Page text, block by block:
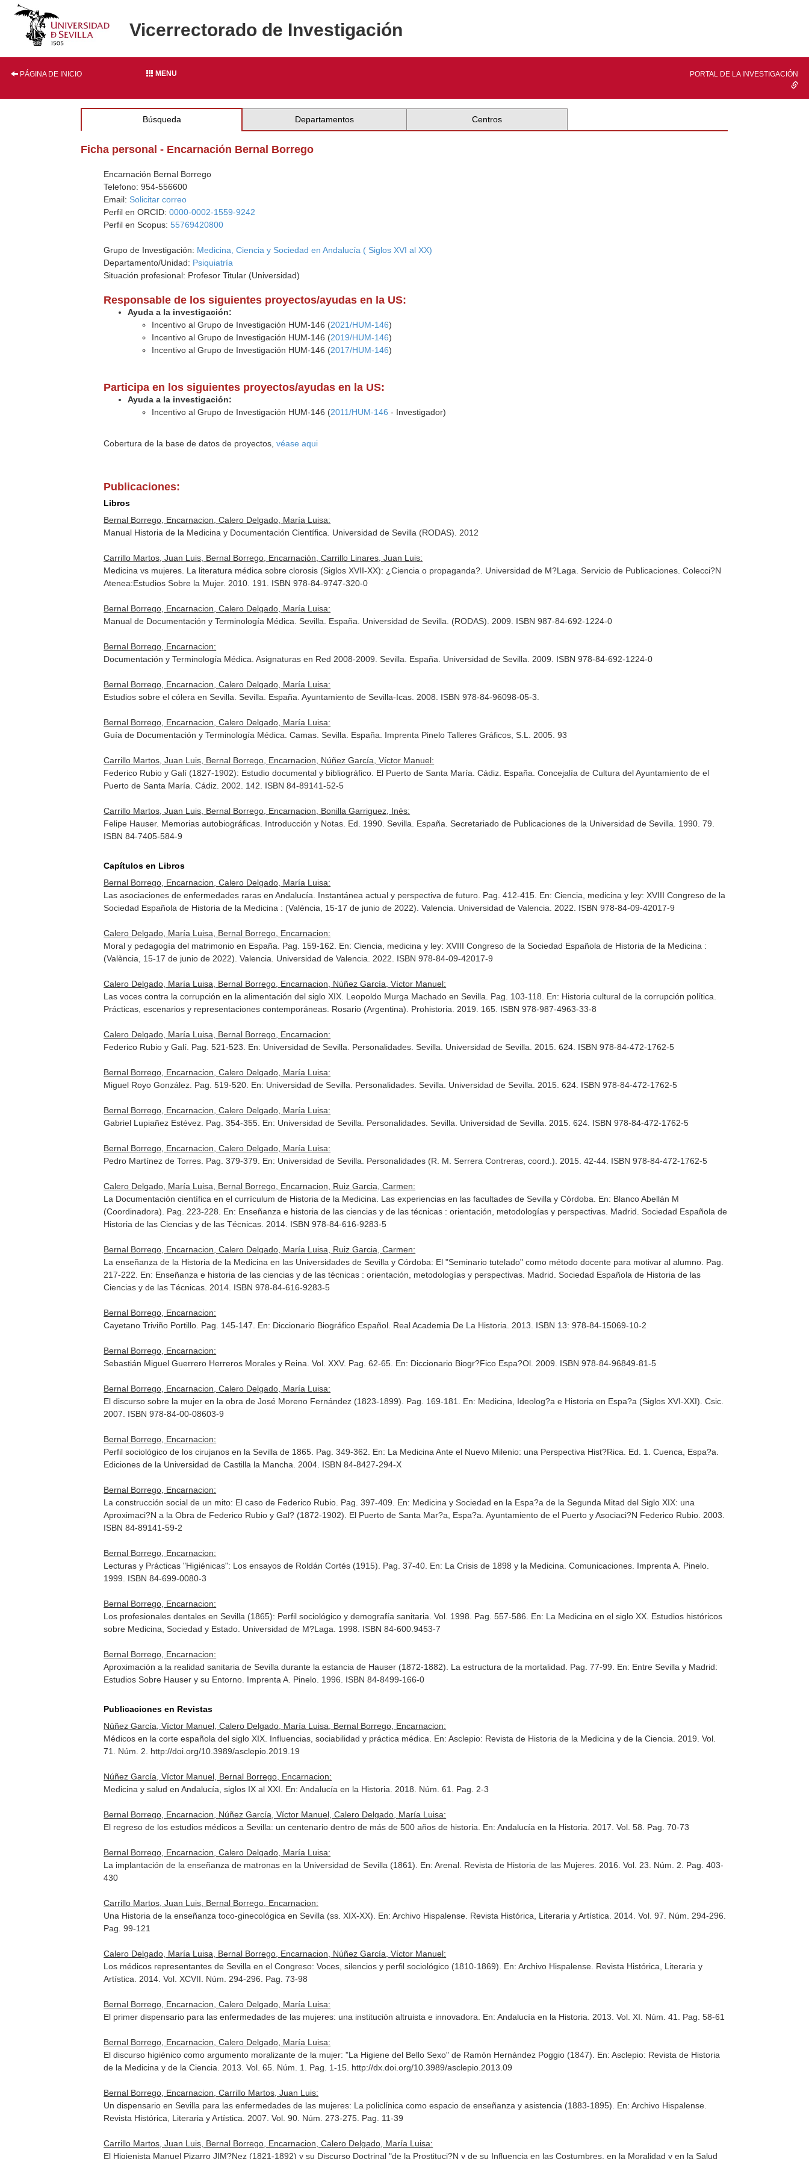
Vicerrectorado de Investigación
PÁGINA DE INICIO MENU PORTAL DE LA INVESTIGACIÓN
Búsqueda Departamentos Centros
Ficha personal - Encarnación Bernal Borrego
Encarnación Bernal Borrego
Telefono: 954-556600
Email: Solicitar correo
Perfil en ORCID:0000-0002-1559-9242
Perfil en Scopus:55769420800
Grupo de Investigación: Medicina, Ciencia y Sociedad en Andalucía ( Siglos XVI al XX)
Departamento/Unidad: Psiquiatría
Situación profesional: Profesor Titular (Universidad)
Responsable de los siguientes proyectos/ayudas en la US:
Ayuda a la investigación:
Incentivo al Grupo de Investigación HUM-146 (2021/HUM-146)
Incentivo al Grupo de Investigación HUM-146 (2019/HUM-146)
Incentivo al Grupo de Investigación HUM-146 (2017/HUM-146)
Participa en los siguientes proyectos/ayudas en la US:
Ayuda a la investigación:
Incentivo al Grupo de Investigación HUM-146 (2011/HUM-146 - Investigador)
Cobertura de la base de datos de proyectos,véase aqui
Publicaciones:
Libros
Bernal Borrego, Encarnacion, Calero Delgado, María Luisa:
Manual Historia de la Medicina y Documentación Científica. Universidad de Sevilla (RODAS). 2012
Carrillo Martos, Juan Luis, Bernal Borrego, Encarnación, Carrillo Linares, Juan Luis:
Medicina vs mujeres. La literatura médica sobre clorosis (Siglos XVII-XX): ¿Ciencia o propaganda?. Universidad de M?Laga. Servicio de Publicaciones. Colecci?N
Atenea:Estudios Sobre la Mujer. 2010. 191. ISBN 978-84-9747-320-0
Bernal Borrego, Encarnacion, Calero Delgado, María Luisa:
Manual de Documentación y Terminología Médica. Sevilla. España. Universidad de Sevilla. (RODAS). 2009. ISBN 987-84-692-1224-0
Bernal Borrego, Encarnacion:
Documentación y Terminología Médica. Asignaturas en Red 2008-2009. Sevilla. España. Universidad de Sevilla. 2009. ISBN 978-84-692-1224-0
Bernal Borrego, Encarnacion, Calero Delgado, María Luisa:
Estudios sobre el cólera en Sevilla. Sevilla. España. Ayuntamiento de Sevilla-Icas. 2008. ISBN 978-84-96098-05-3.
Bernal Borrego, Encarnacion, Calero Delgado, María Luisa:
Guía de Documentación y Terminología Médica. Camas. Sevilla. España. Imprenta Pinelo Talleres Gráficos, S.L. 2005. 93
Carrillo Martos, Juan Luis, Bernal Borrego, Encarnacion, Núñez García, Víctor Manuel:
Federico Rubio y Galí (1827-1902): Estudio documental y bibliográfico. El Puerto de Santa María. Cádiz. España. Concejalía de Cultura del Ayuntamiento de el
Puerto de Santa María. Cádiz. 2002. 142. ISBN 84-89141-52-5
Carrillo Martos, Juan Luis, Bernal Borrego, Encarnacion, Bonilla Garriguez, Inés:
Felipe Hauser. Memorias autobiográficas. Introducción y Notas. Ed. 1990. Sevilla. España. Secretariado de Publicaciones de la Universidad de Sevilla. 1990. 79.
ISBN 84-7405-584-9
Capítulos en Libros
Bernal Borrego, Encarnacion, Calero Delgado, María Luisa:
Las asociaciones de enfermedades raras en Andalucía. Instantánea actual y perspectiva de futuro. Pag. 412-415. En: Ciencia, medicina y ley: XVIII Congreso de la
Sociedad Española de Historia de la Medicina : (València, 15-17 de junio de 2022) . Valencia. Universidad de Valencia. 2022. ISBN 978-84-09-42017-9
Calero Delgado, María Luisa, Bernal Borrego, Encarnacion:
Moral y pedagogía del matrimonio en España. Pag. 159-162. En: Ciencia, medicina y ley: XVIII Congreso de la Sociedad Española de Historia de la Medicina :
(València, 15-17 de junio de 2022) . Valencia. Universidad de Valencia. 2022. ISBN 978-84-09-42017-9
Calero Delgado, María Luisa, Bernal Borrego, Encarnacion, Núñez García, Víctor Manuel:
Las voces contra la corrupción en la alimentación del siglo XIX. Leopoldo Murga Machado en Sevilla. Pag. 103-118. En: Historia cultural de la corrupción política.
Prácticas, escenarios y representaciones contemporáneas . Rosario (Argentina). Prohistoria. 2019. 165. ISBN 978-987-4963-33-8
Calero Delgado, María Luisa, Bernal Borrego, Encarnacion:
Federico Rubio y Galí. Pag. 521-523. En: Universidad de Sevilla. Personalidades . Sevilla. Universidad de Sevilla. 2015. 624. ISBN 978-84-472-1762-5
Bernal Borrego, Encarnacion, Calero Delgado, María Luisa:
Miguel Royo González. Pag. 519-520. En: Universidad de Sevilla. Personalidades . Sevilla. Universidad de Sevilla. 2015. 624. ISBN 978-84-472-1762-5
Bernal Borrego, Encarnacion, Calero Delgado, María Luisa:
Gabriel Lupiañez Estévez. Pag. 354-355. En: Universidad de Sevilla. Personalidades . Sevilla. Universidad de Sevilla. 2015. 624. ISBN 978-84-472-1762-5
Bernal Borrego, Encarnacion, Calero Delgado, María Luisa:
Pedro Martínez de Torres. Pag. 379-379. En: Universidad de Sevilla. Personalidades (R. M. Serrera Contreras, coord.) . 2015. 42-44. ISBN 978-84-472-1762-5
Calero Delgado, María Luisa, Bernal Borrego, Encarnacion, Ruiz Garcia, Carmen:
La Documentación científica en el currículum de Historia de la Medicina. Las experiencias en las facultades de Sevilla y Córdoba. En: Blanco Abellán M
(Coordinadora). Pag. 223-228. En: Enseñanza e historia de las ciencias y de las técnicas : orientación, metodologías y perspectivas . Madrid. Sociedad Española de
Historia de las Ciencias y de las Técnicas. 2014. ISBN 978-84-616-9283-5
Bernal Borrego, Encarnacion, Calero Delgado, María Luisa, Ruiz Garcia, Carmen:
La enseñanza de la Historia de la Medicina en las Universidades de Sevilla y Córdoba: El "Seminario tutelado" como método docente para motivar al alumno. Pag.
217-222. En: Enseñanza e historia de las ciencias y de las técnicas : orientación, metodologías y perspectivas . Madrid. Sociedad Española de Historia de las
Ciencias y de las Técnicas. 2014. ISBN 978-84-616-9283-5
Bernal Borrego, Encarnacion:
Cayetano Triviño Portillo. Pag. 145-147. En: Diccionario Biográfico Español . Real Academia De La Historia. 2013. ISBN 13: 978-84-15069-10-2
Bernal Borrego, Encarnacion:
Sebastián Miguel Guerrero Herreros Morales y Reina. Vol. XXV. Pag. 62-65. En: Diccionario Biogr?Fico Espa?Ol . 2009. ISBN 978-84-96849-81-5
Bernal Borrego, Encarnacion, Calero Delgado, María Luisa:
El discurso sobre la mujer en la obra de José Moreno Fernández (1823-1899). Pag. 169-181. En: Medicina, Ideolog?a e Historia en Espa?a (Siglos XVI-XXI) . Csic.
2007. ISBN 978-84-00-08603-9
Bernal Borrego, Encarnacion:
Perfil sociológico de los cirujanos en la Sevilla de 1865. Pag. 349-362. En: La Medicina Ante el Nuevo Milenio: una Perspectiva Hist?Rica . Ed. 1. Cuenca, Espa?a.
Ediciones de la Universidad de Castilla la Mancha. 2004. ISBN 84-8427-294-X
Bernal Borrego, Encarnacion:
La construcción social de un mito: El caso de Federico Rubio. Pag. 397-409. En: Medicina y Sociedad en la Espa?a de la Segunda Mitad del Siglo XIX: una
Aproximaci?N a la Obra de Federico Rubio y Gal? (1872-1902) . El Puerto de Santa Mar?a, Espa?a. Ayuntamiento de el Puerto y Asociaci?N Federico Rubio. 2003.
ISBN 84-89141-59-2
Bernal Borrego, Encarnacion:
Lecturas y Prácticas "Higiénicas": Los ensayos de Roldán Cortés (1915). Pag. 37-40. En: La Crisis de 1898 y la Medicina. Comunicaciones . Imprenta A. Pinelo.
1999. ISBN 84-699-0080-3
Bernal Borrego, Encarnacion:
Los profesionales dentales en Sevilla (1865): Perfil sociológico y demografía sanitaria. Vol. 1998. Pag. 557-586. En: La Medicina en el siglo XX. Estudios históricos
sobre Medicina, Sociedad y Estado . Universidad de M?Laga. 1998. ISBN 84-600.9453-7
Bernal Borrego, Encarnacion:
Aproximación a la realidad sanitaria de Sevilla durante la estancia de Hauser (1872-1882). La estructura de la mortalidad. Pag. 77-99. En: Entre Sevilla y Madrid:
Estudios Sobre Hauser y su Entorno . Imprenta A. Pinelo. 1996. ISBN 84-8499-166-0
Publicaciones en Revistas
Núñez García, Víctor Manuel, Calero Delgado, María Luisa, Bernal Borrego, Encarnacion:
Médicos en la corte española del siglo XIX. Influencias, sociabilidad y práctica médica. En: Asclepio: Revista de Historia de la Medicina y de la Ciencia . 2019. Vol.
71. Núm. 2. http://doi.org/10.3989/asclepio.2019.19
Núñez García, Víctor Manuel, Bernal Borrego, Encarnacion:
Medicina y salud en Andalucía, siglos IX al XXI. En: Andalucía en la Historia . 2018. Núm. 61. Pag. 2-3
Bernal Borrego, Encarnacion, Núñez García, Víctor Manuel, Calero Delgado, María Luisa:
El regreso de los estudios médicos a Sevilla: un centenario dentro de más de 500 años de historia. En: Andalucía en la Historia . 2017. Vol. 58. Pag. 70-73
Bernal Borrego, Encarnacion, Calero Delgado, María Luisa:
La implantación de la enseñanza de matronas en la Universidad de Sevilla (1861). En: Arenal. Revista de Historia de las Mujeres . 2016. Vol. 23. Núm. 2. Pag. 403-
430
Carrillo Martos, Juan Luis, Bernal Borrego, Encarnacion:
Una Historia de la enseñanza toco-ginecológica en Sevilla (ss. XIX-XX). En: Archivo Hispalense. Revista Histórica, Literaria y Artística . 2014. Vol. 97. Núm. 294-296.
Pag. 99-121
Calero Delgado, María Luisa, Bernal Borrego, Encarnacion, Núñez García, Víctor Manuel:
Los médicos representantes de Sevilla en el Congreso: Voces, silencios y perfil sociológico (1810-1869). En: Archivo Hispalense. Revista Histórica, Literaria y
Artística . 2014. Vol. XCVII. Núm. 294-296. Pag. 73-98
Bernal Borrego, Encarnacion, Calero Delgado, María Luisa:
El primer dispensario para las enfermedades de las mujeres: una institución altruista e innovadora. En: Andalucía en la Historia . 2013. Vol. XI. Núm. 41. Pag. 58-61
Bernal Borrego, Encarnacion, Calero Delgado, María Luisa:
El discurso higiénico como argumento moralizante de la mujer: "La Higiene del Bello Sexo" de Ramón Hernández Poggio (1847). En: Asclepio: Revista de Historia
de la Medicina y de la Ciencia . 2013. Vol. 65. Núm. 1. Pag. 1-15. http://dx.doi.org/10.3989/asclepio.2013.09
Bernal Borrego, Encarnacion, Carrillo Martos, Juan Luis:
Un dispensario en Sevilla para las enfermedades de las mujeres: La policlínica como espacio de enseñanza y asistencia (1883-1895). En: Archivo Hispalense.
Revista Histórica, Literaria y Artística . 2007. Vol. 90. Núm. 273-275. Pag. 11-39
Carrillo Martos, Juan Luis, Bernal Borrego, Encarnacion, Calero Delgado, María Luisa:
El Higienista Manuel Pizarro JIM?Nez (1821-1892) y su Discurso Doctrinal "de la Prostituci?N y de su Influencia en las Costumbres, en la Moralidad y en la Salud